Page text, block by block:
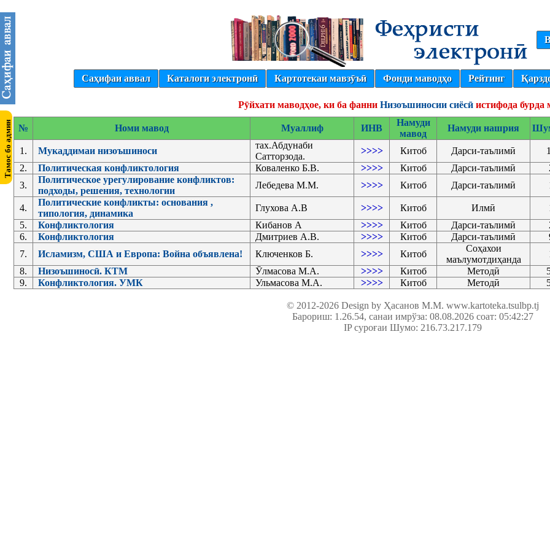
Саҳифаи аввал Каталоги электронӣ Картотекаи мавзӯъӣ Фонди маводҳо Рейтинг
Рӯйхати маводҳое, ки ба фанни Низоъшиносии сиёсӣ истифода бурда
№ Номи мавод Муаллиф ИНВ
Намуди
мавод
Намуди нашрия
1. Мукаддимаи низоъшиноси
тах.Абдунаби
Сатторзода.
>>>> Китоб Дарси-таълимӣ
2.
Политическая конфликтология Коваленко Б.В. >>>> Китоб Дарси-таълимӣ
3.
Политическое урегулирование конфликтов:
подходы, решения, технологии
Лебедева М.М. >>>> Китоб Дарси-таълимӣ
4.
Политические конфликты: основания ,
типология, динамика
Глухова А.В >>>> Китоб Илмӣ
5.
Конфликтология Кибанов А >>>> Китоб Дарси-таълимӣ
6.
Конфликтология Дмитриев А.В. >>>> Китоб Дарси-таълимӣ
7.
Исламизм, США и Европа: Война объявлена! Ключенков Б. >>>> Китоб
Соҳахои
маълумотдиҳанда
8.
Низоъшиносӣ. КТМ Ӯлмасова М.А. >>>> Китоб Методӣ
9.
Конфликтология. УМК Ульмасова М.А. >>>> Китоб Методӣ
© 2012-2026 Design by Ҳасанов М.М. www.kartoteka.tsulbp.tj
Барориш: 1.26.54, санаи имрўза: 08.08.2026 соат: 05:42:27
IP суроғаи Шумо: 216.73.217.179